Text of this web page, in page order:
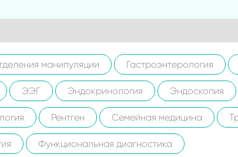
манипуляции Гастроэнтерология
ЭЭГ Эндокринология Эндоскопия
Рентген Семейная медицина
Функциональная диагностика